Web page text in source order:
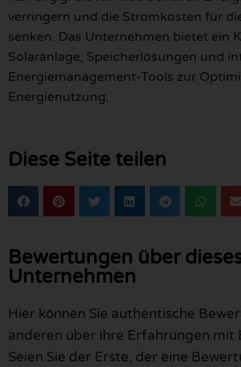
verringern und die Stromkosten für
senken. Das Unternehmen bietet ein
Solaranlage, Speicherlösungen und
Energiemanagement-Tools zur
Energienutzung.
Diese Seite teilen
Bewertungen über
Unternehmen
Hier können Sie authentische
anderen über ihre Erfahrungen mit
Seien Sie der Erste, der eine